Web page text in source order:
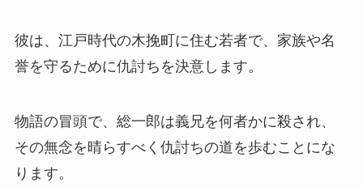
彼は、江戸時代の木挽町に住む若者で、家族や名
誉を守るために仇討ちを決意します。
物語の冒頭で、総一郎は義兄を何者かに殺され、
その無念を晴らすべく仇討ちの道を歩むことにな
ります。